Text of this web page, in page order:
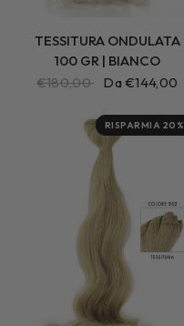
TESSITURA ONDULATA
100 GR | BIANCO
€180,00 Da €144,00
RISPARMIA 20%